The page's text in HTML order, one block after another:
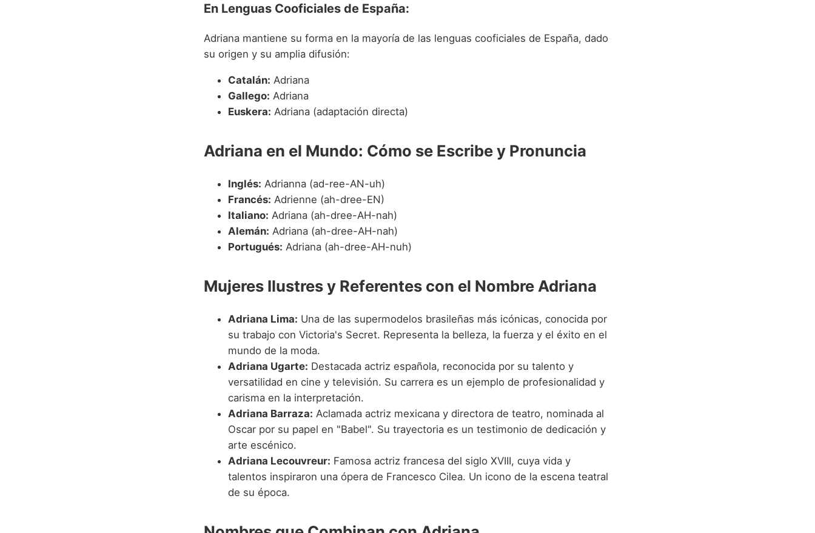
En Lenguas Cooficiales de España:
Adriana mantiene su forma en la mayoría de las lenguas cooficiales de España, dado
su origen y su amplia difusión:
Catalán: Adriana
Gallego: Adriana
Euskera: Adriana (adaptación directa)
Adriana en el Mundo: Cómo se Escribe y Pronuncia
Inglés: Adrianna (ad-ree-AN-uh)
Francés: Adrienne (ah-dree-EN)
Italiano: Adriana (ah-dree-AH-nah)
Alemán: Adriana (ah-dree-AH-nah)
Portugués: Adriana (ah-dree-AH-nuh)
Mujeres Ilustres y Referentes con el Nombre Adriana
Adriana Lima: Una de las supermodelos brasileñas más icónicas, conocida por
su trabajo con Victoria's Secret. Representa la belleza, la fuerza y el éxito en el
mundo de la moda.
Adriana Ugarte: Destacada actriz española, reconocida por su talento y
versatilidad en cine y televisión. Su carrera es un ejemplo de profesionalidad y
carisma en la interpretación.
Adriana Barraza: Aclamada actriz mexicana y directora de teatro, nominada al
Oscar por su papel en "Babel". Su trayectoria es un testimonio de dedicación y
arte escénico.
Adriana Lecouvreur: Famosa actriz francesa del siglo XVIII, cuya vida y
talentos inspiraron una ópera de Francesco Cilea. Un icono de la escena teatral
de su época.